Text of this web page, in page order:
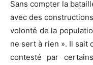
Sans compter la
avec des
volonté de la
ne sert à rien ». Il sait
contesté par